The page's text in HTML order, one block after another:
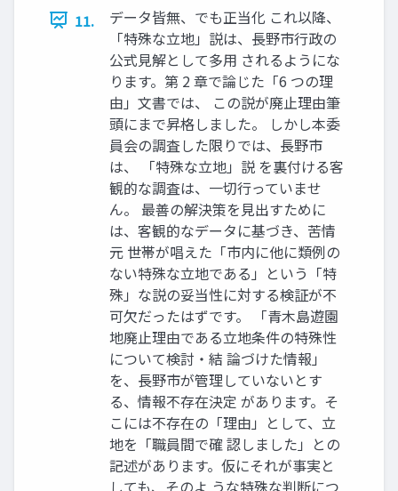
11.
データ皆無、でも正当化 これ以降、
「特殊な立地」説は、長野市行政の
公式見解として多用 されるようにな
ります。第 2 章で論じた「6 つの理
由」文書では、 この説が廃止理由筆
頭にまで昇格しました。 しかし本委
員会の調査した限りでは、長野市
は、 「特殊な立地」説 を裏付ける客
観的な調査は、一切行っていませ
ん。 最善の解決策を見出すために
は、客観的なデータに基づき、苦情
元 世帯が唱えた「市内に他に類例の
ない特殊な立地である」という「特
殊」な説の妥当性に対する検証が不
可欠だったはずです。 「青木島遊園
地廃止理由である立地条件の特殊性
について検討・結 論づけた情報」
を、長野市が管理していないとす
る、情報不存在決定 があります。そ
こには不存在の「理由」として、立
地を「職員間で確 認しました」との
記述があります。仮にそれが事実と
しても、そのよ うな特殊な判断につ